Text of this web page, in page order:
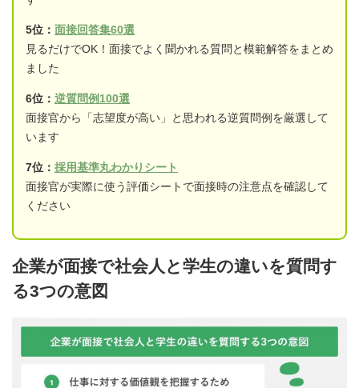
5位： 面接回答集60選
見るだけでOK！面接でよく聞かれる質問と模範解答をまとめ
ました
6位： 逆質問例100選
面接官から「志望度が高い」と思われる逆質問例を厳選して
います
7位： 採用基準丸わかりシート
面接官が実際に使う評価シートで面接時の注意点を確認して
ください
企業が面接で社会人と学生の違いを質問す
る3つの意図